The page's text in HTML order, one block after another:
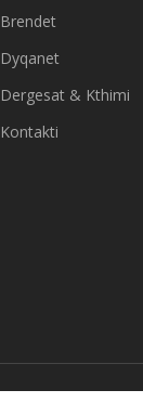
Brendet
Dyqanet
Dergesat & Kthimi
Kontakti